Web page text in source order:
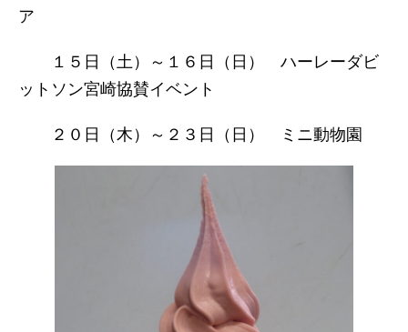
ア
１５日（土）～１６日（日） ハーレーダビ
ットソン宮崎協賛イベント
２０日（木）～２３日（日） ミニ動物園